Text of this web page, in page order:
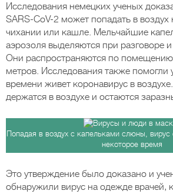
Исследования немецких ученых
SARS-CoV-2 может попадать в воздух
чихании или кашле. Мельчайшие
аэрозоля выделяются при разговоре
Они распространяются по помещению
метров. Исследования также помогли
времени живет коронавирус в
держатся в воздухе и остаются
Попадая в воздух с капельками слюны,
некоторое время
Это утверждение было доказано и
обнаружили вирус на одежде врачей,